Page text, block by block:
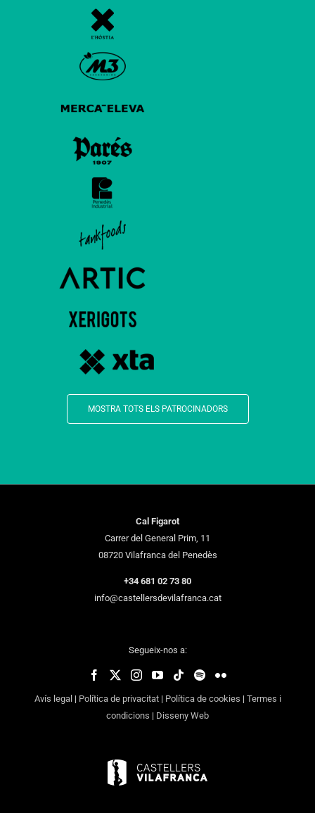
MOSTRA TOTS ELS PATROCINADORS
Cal Figarot
Carrer del General Prim, 11
08720 Vilafranca del Penedès
+34 681 02 73 80
info@castellersdevilafranca.cat
Segueix-nos a:
Avís legal| Política de privacitat| Política de cookies | Termes i
condicions | Disseny Web